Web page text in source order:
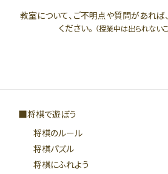
教室について、ご不明点や質問があれば
ください。 （授業中は出られない
将棋で遊ぼう
将棋のルール
将棋パズル
将棋にふれよう